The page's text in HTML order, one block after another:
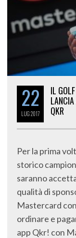
22
LUG2017
IL
QKR
Per la prima
storico
saranno
qualità di
Mastercard
ordinare e
app Qkr! con